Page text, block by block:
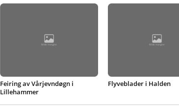
Feiring av Vårjevndøgn i
Lillehammer
Flyveblader i Halden